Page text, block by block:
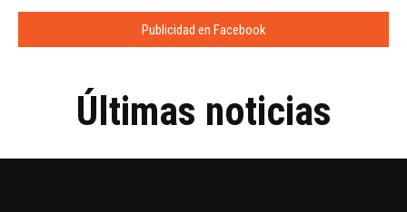
Publicidad en Facebook
Últimas noticias